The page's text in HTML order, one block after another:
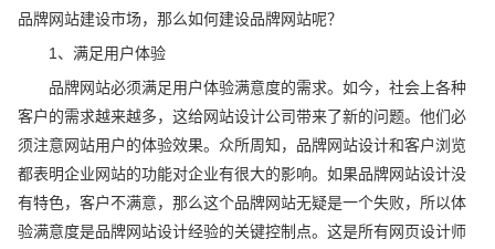
品牌网站建设市场，那么如何建设品牌网站呢？
1、满足用户体验
品牌网站必须满足用户体验满意度的需求。如今，社会上各种
客户的需求越来越多，这给网站设计公司带来了新的问题。他们必
须注意网站用户的体验效果。众所周知，品牌网站设计和客户浏览
都表明企业网站的功能对企业有很大的影响。如果品牌网站设计没
有特色，客户不满意，那么这个品牌网站无疑是一个失败，所以体
验满意度是品牌网站设计经验的关键控制点。这是所有网页设计师